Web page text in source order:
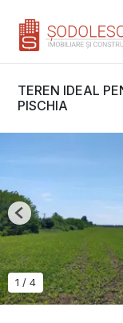
TEREN IDEAL
PISCHIA
1 / 4
Previous